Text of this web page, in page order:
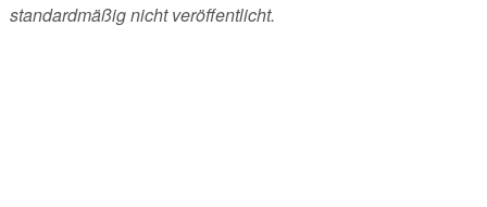
standardmäßig nicht veröffentlicht.